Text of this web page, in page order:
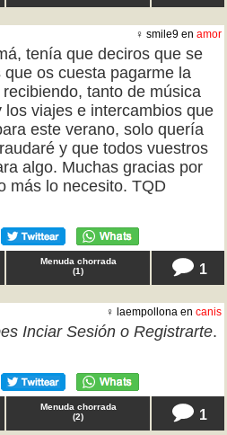
♀ smile9 en amor
tenía que deciros que se
os cuesta pagarme la
tanto de música
viajes e intercambios que
este verano, solo quería
y que todos vuestros
algo. Muchas gracias por
más lo necesito. TQD
Menuda chorrada
(1) 1
♀ laempollona en canis
Inciar Sesión o Registrarte.
Menuda chorrada
(2) 1